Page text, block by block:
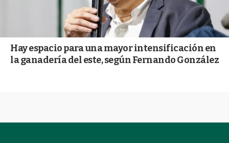
Hay espacio para una mayor intensificación en
la ganadería del este, según Fernando González